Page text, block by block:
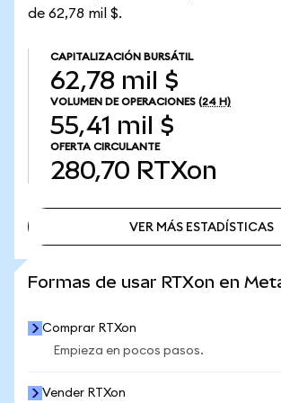
de 62,78 mil $.
CAPITALIZACIÓN BURSÁTIL
62,78 mil $
VOLUMEN DE OPERACIONES (24 H)
55,41 mil $
OFERTA CIRCULANTE
280,70 RTXon
VER MÁS ESTADÍSTICAS
Formas de usar RTXon en
Comprar RTXon
Empieza en pocos pasos.
Vender RTXon